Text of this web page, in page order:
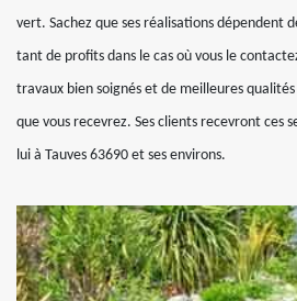
vert. Sachez que ses réalisations dépendent
tant de profits dans le cas où vous le
travaux bien soignés et de meilleures
que vous recevrez. Ses clients recevront ces
lui à Tauves 63690 et ses environs.